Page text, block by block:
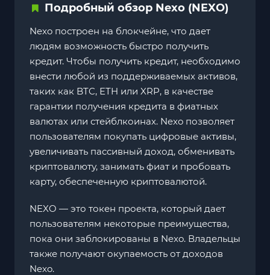
Подробный обзор Nexo (NEXO)
Nexo построен на блокчейне, что дает
людям возможность быстро получить
кредит. Чтобы получить кредит, необходимо
внести любой из поддерживаемых активов,
таких как BTC, ETH или XRP, в качестве
гарантии получения кредита в фиатных
валютах или стейблкоинах. Nexo позволяет
пользователям покупать цифровые активы,
увеличивать пассивный доход, обменивать
криптовалюту, занимать фиат и пробовать
карту, обеспеченную криптовалютой.
NEXO — это токен проекта, который дает
пользователям некоторые преимущества,
пока они заблокированы в Nexo. Владельцы
также получают окупаемость от доходов
Nexo.